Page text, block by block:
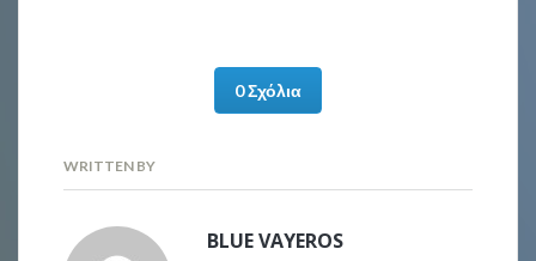
0 Σχόλια
WRITTEN BY
BLUE VAYEROS